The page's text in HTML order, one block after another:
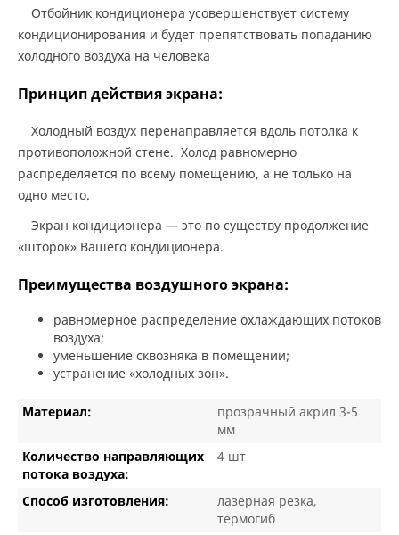
Отбойник кондиционера усовершенствует систему
кондиционирования и будет препятствовать попаданию
холодного воздуха на человека
Принцип действия экрана:
Холодный воздух перенаправляется вдоль потолка к
противоположной стене. Холод равномерно
распределяется по всему помещению, а не только на
одно место.
Экран кондиционера — это по существу продолжение
«шторок» Вашего кондиционера.
Преимущества воздушного экрана:
равномерное распределение охлаждающих потоков
воздуха;
уменьшение сквозняка в помещении;
устранение «холодных зон».
Материал:
прозрачный акрил 3-5
мм
Количество направляющих
потока воздуха:
4 шт
Способ изготовления:
лазерная резка,
термогиб